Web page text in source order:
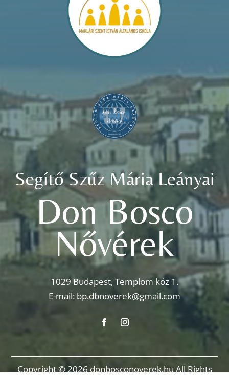
Segítő Szűz Mária Leányai
Don Bosco
Nővérek
1029 Budapest, Templom köz 1.
E-mail: bp.dbnoverek@gmail.com
Copyright © 2026 donbosconoverek.hu All Rights